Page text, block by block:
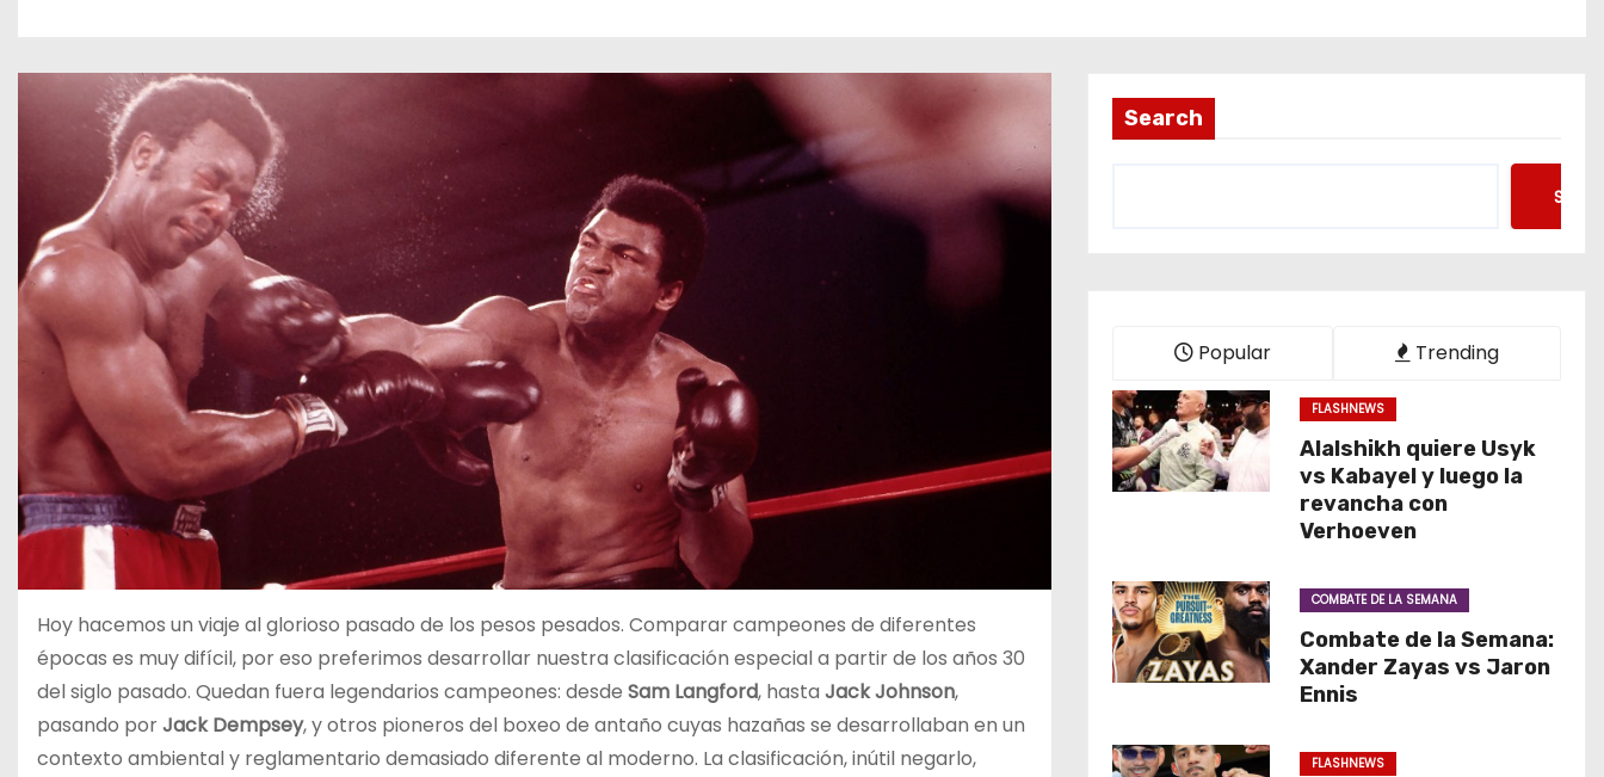
Hoy hacemos un viaje al glorioso pasado de los pesos pesados. Comparar campeones de diferentes
épocas es muy difícil, por eso preferimos desarrollar nuestra clasificación especial a partir de los años 30
del siglo pasado. Quedan fuera legendarios campeones: desde Sam Langford, hasta Jack Johnson,
pasando porJack Dempsey, y otros pioneros del boxeo de antaño cuyas hazañas se desarrollaban en un
contexto ambiental y reglamentario demasiado diferente al moderno. La clasificación, inútil negarlo,
Search
Popular Trending
FLASHNEWS
Alalshikh quiere Usyk
vs Kabayel y luego la
revancha con
Verhoeven
COMBATE DE LA SEMANA
Combate de la Semana:
Xander Zayas vs Jaron
Ennis
FLASHNEWS